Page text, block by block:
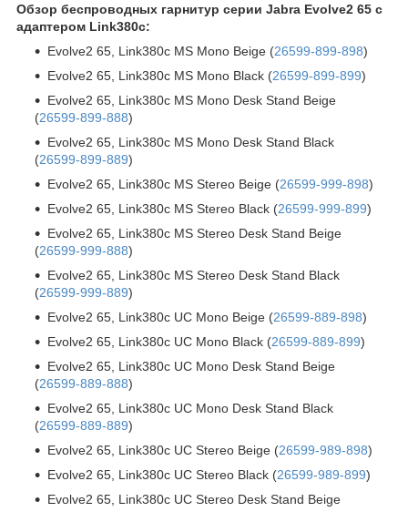
Обзор беспроводных гарнитур серии Jabra Evolve2 65 c
адаптером Link380c:
Evolve2 65, Link380c MS Mono Beige (26599-899-898)
Evolve2 65, Link380c MS Mono Black (26599-899-899)
Evolve2 65, Link380c MS Mono Desk Stand Beige
(26599-899-888)
Evolve2 65, Link380c MS Mono Desk Stand Black
(26599-899-889)
Evolve2 65, Link380c MS Stereo Beige (26599-999-898)
Evolve2 65, Link380c MS Stereo Black (26599-999-899)
Evolve2 65, Link380c MS Stereo Desk Stand Beige
(26599-999-888)
Evolve2 65, Link380c MS Stereo Desk Stand Black
(26599-999-889)
Evolve2 65, Link380c UC Mono Beige (26599-889-898)
Evolve2 65, Link380c UC Mono Black (26599-889-899)
Evolve2 65, Link380c UC Mono Desk Stand Beige
(26599-889-888)
Evolve2 65, Link380c UC Mono Desk Stand Black
(26599-889-889)
Evolve2 65, Link380c UC Stereo Beige (26599-989-898)
Evolve2 65, Link380c UC Stereo Black (26599-989-899)
Evolve2 65, Link380c UC Stereo Desk Stand Beige